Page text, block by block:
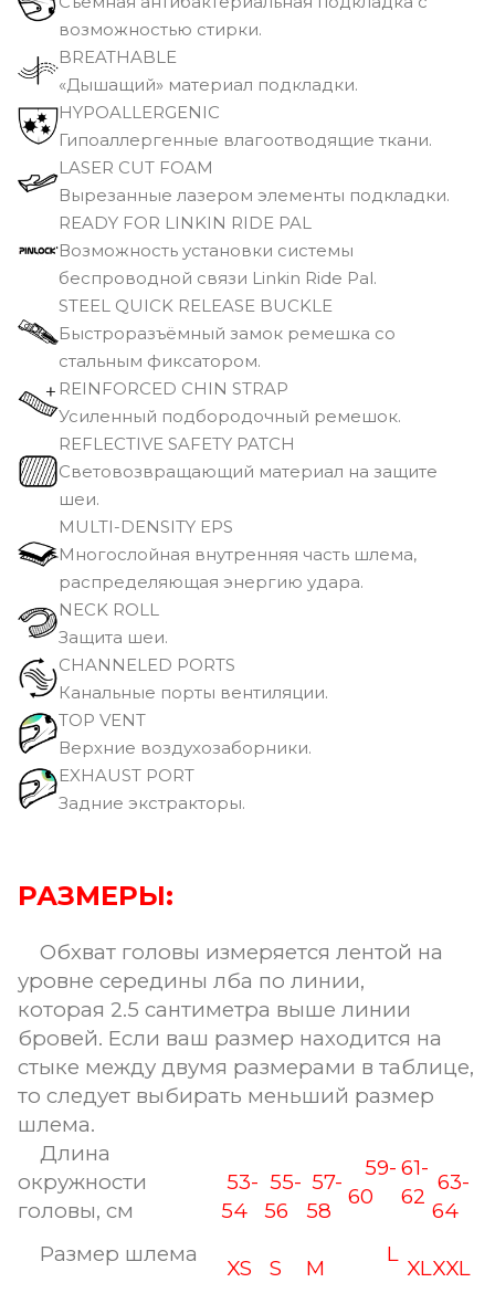
возможностью стирки.
BREATHABLE
«Дышащий» материал подкладки.
HYPOALLERGENIC
Гипоаллергенные влагоотводящие ткани.
LASER CUT FOAM
Вырезанные лазером элементы подкладки.
READY FOR LINKIN RIDE PAL
Возможность установки системы
беспроводной связи Linkin Ride Pal.
STEEL QUICK RELEASE BUCKLE
Быстроразъёмный замок ремешка со
стальным фиксатором.
REINFORCED CHIN STRAP
Усиленный подбородочный ремешок.
REFLECTIVE SAFETY PATCH
Световозвращающий материал на защите
шеи.
MULTI-DENSITY EPS
Многослойная внутренняя часть шлема,
распределяющая энергию удара.
NECK ROLL
Защита шеи.
CHANNELED PORTS
Канальные порты вентиляции.
TOP VENT
Верхние воздухозаборники.
EXHAUST PORT
Задние экстракторы.
РАЗМЕРЫ:
Обхват головы измеряется лентой на
уровне середины лба по линии,
которая 2.5 сантиметра выше линии
бровей. Если ваш размер находится на
стыке между двумя размерами в таблице,
то следует выбирать меньший размер
шлема.
Длина
окружности
головы, см
53-
54
55-
56
57-
58
59-
60
61-
62
63-
64
Размер шлема
XS S M
L
XLXXL